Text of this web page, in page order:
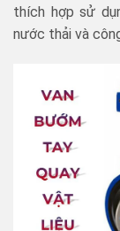
thích hợp sử
nước thải và